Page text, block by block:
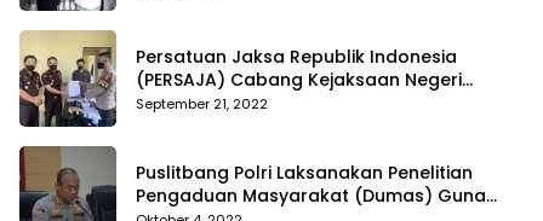
Persatuan Jaksa Republik Indonesia
(PERSAJA) Cabang Kejaksaan Negeri
Tanggamus resmi melaporkan Alvin Lim ke
September 21, 2022
Puslitbang Polri Laksanakan Penelitian
Pengaduan Masyarakat (Dumas) Guna